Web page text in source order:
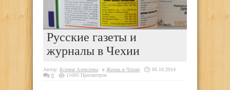
Русские газеты и
журналы в Чехии
Автор: Ксения Алексеева в Жизнь в Чехии
06.10.2014
0
11005 Просмотров